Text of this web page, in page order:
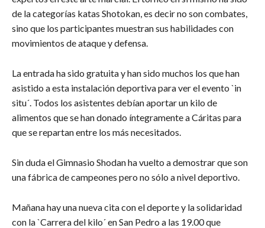
de la categorías katas Shotokan, es decir no son combates,
sino que los participantes muestran sus habilidades con
movimientos de ataque y defensa.
La entrada ha sido gratuita y han sido muchos los que han
asistido a esta instalación deportiva para ver el evento `in
situ´. Todos los asistentes debían aportar un kilo de
alimentos que se han donado íntegramente a Cáritas para
que se repartan entre los más necesitados.
Sin duda el Gimnasio Shodan ha vuelto a demostrar que son
una fábrica de campeones pero no sólo a nivel deportivo.
Mañana hay una nueva cita con el deporte y la solidaridad
con la `Carrera del kilo´ en San Pedro a las 19.00 que